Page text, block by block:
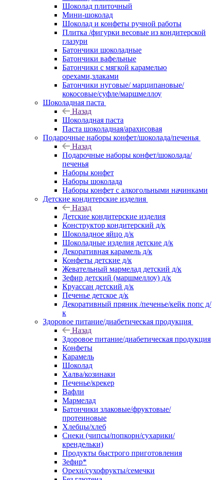
Шоколад плиточный
Мини-шоколад
Шоколад и конфеты ручной работы
Плитка /фигурки весовые из кондитерской
глазури
Батончики шоколадные
Батончики вафельные
Батончики с мягкой карамелью
орехами,злаками
Батончики нуговые/ марципановые/
кокосовые/суфле/маршмеллоу
Шоколадная паста
Назад
Шоколадная паста
Паста шоколадная/арахисовая
Подарочные наборы конфет/шоколада/печенья
Назад
Подарочные наборы конфет/шоколада/
печенья
Наборы конфет
Наборы шоколада
Наборы конфет с алкогольными начинками
Детские кондитерские изделия
Назад
Детские кондитерские изделия
Конструктор кондитерский д/к
Шоколадное яйцо д/к
Шоколадные изделия детские д/к
Декоративная карамель д/к
Конфеты детские д/к
Жевательный мармелад детский д/к
Зефир детский (маршмеллоу) д/к
Круассан детский д/к
Печенье детское д/к
Декоративный пряник /печенье/кейк попс д/
к
Здоровое питание/диабетическая продукция
Назад
Здоровое питание/диабетическая продукция
Конфеты
Карамель
Шоколад
Халва/козинаки
Печенье/крекер
Вафли
Мармелад
Батончики злаковые/фруктовые/
протеиновые
Хлебцы/хлеб
Снеки (чипсы/попкорн/сухарики/
крендельки)
Продукты быстрого приготовления
Зефир*
Орехи/сухофрукты/семечки